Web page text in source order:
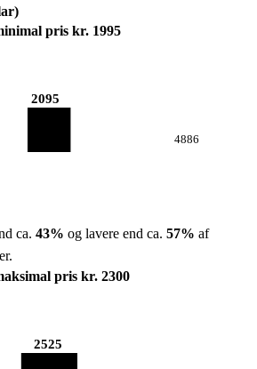
pris kr. 1995
2095
4886
ca. 43% og lavere end ca. 57% af
pris kr. 2300
2525